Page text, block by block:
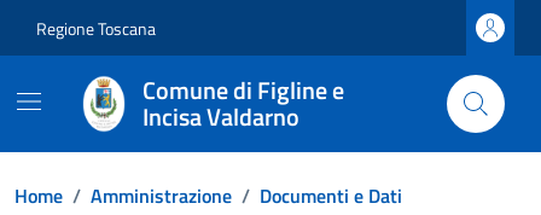
Regione Toscana
Comune di Figline e
Incisa Valdarno
Home / Amministrazione / Documenti e Dati